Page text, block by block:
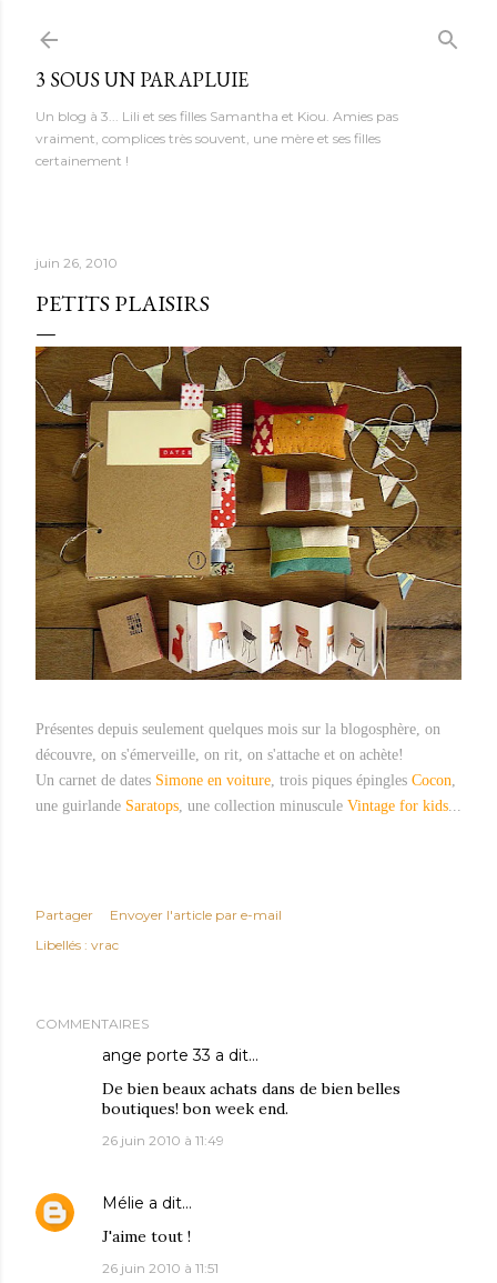
3 SOUS UN PARAPLUIE
Un blog à 3... Lili et ses filles Samantha et Kiou. Amies pas
vraiment, complices très souvent, une mère et ses filles
certainement !
juin 26, 2010
PETITS PLAISIRS
Présentes depuis seulement quelques mois sur la blogosphère, on
découvre, on s'émerveille, on rit, on s'attache et on achète!
Un carnet de dates Simone en voiture, trois piques épingles Cocon,
une guirlande Saratops, une collection minuscule Vintage for kids...
Partager
Envoyer l'article par e-mail
Libellés : vrac
COMMENTAIRES
ange porte 33 a dit…
De bien beaux achats dans de bien belles
boutiques! bon week end.
26 juin 2010 à 11:49
Mélie a dit…
J'aime tout !
26 juin 2010 à 11:51